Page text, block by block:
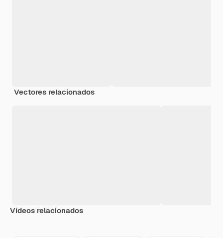
Vectores relacionados
Vídeos relacionados